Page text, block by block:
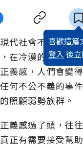
喜歡這篇
登入 後
代社會不可缺乏
在冷漠的大城市
義感，人們會變
何不公不義的事
照顧弱勢族群。
義感過了頭，往
正有需要接受幫